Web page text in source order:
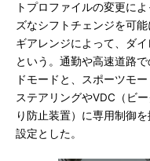
トプロファイルの変更に
ズなシフトチェンジを可
ギアレンジによって、ダ
という。通勤や高速道路
ドモードと、スポーツモ
ステアリングやVDC（ビ
り防止装置）に専用制御
設定とした。